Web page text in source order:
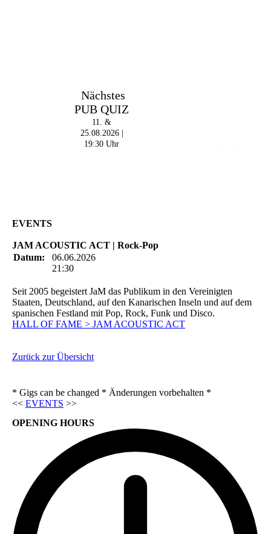
Nächstes
PUB QUIZ
11. &
25.08.2026 |
19:30 Uhr
EVENTS
JAM ACOUSTIC ACT | Rock-Pop
Datum:
06.06.2026
21:30
Seit 2005 begeistert JaM das Publikum in den Vereinigten
Staaten, Deutschland, auf den Kanarischen Inseln und auf dem
spanischen Festland mit Pop, Rock, Funk und Disco.
HALL OF FAME > JAM ACOUSTIC ACT
Zurück zur Übersicht
* Gigs can be changed * Änderungen vorbehalten *
<< EVENTS >>
OPENING HOURS